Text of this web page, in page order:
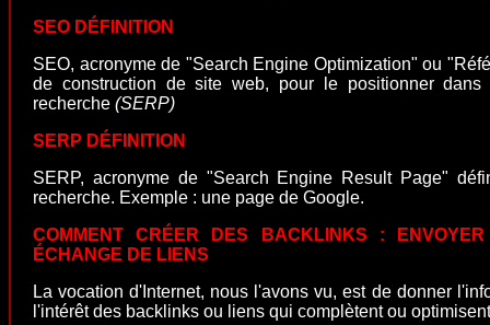
SEO DÉFINITION
SEO, acronyme de "Search Engine Optimization" ou
de construction de site web, pour le positionner
recherche (SERP)
SERP DÉFINITION
SERP, acronyme de "Search Engine Result Page"
recherche. Exemple : une page de Google.
COMMENT CRÉER DES BACKLINKS :
ÉCHANGE DE LIENS
La vocation d'Internet, nous l'avons vu, est de donner
l'intérêt des backlinks ou liens qui complètent ou